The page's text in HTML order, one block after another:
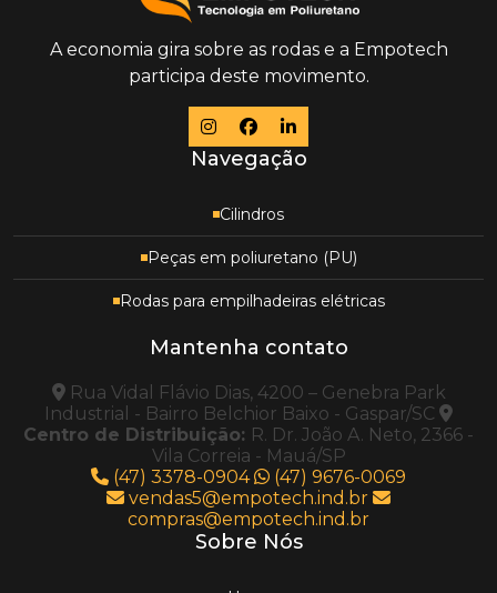
A economia gira sobre as rodas e a Empotech
participa deste movimento.
Navegação
Cilindros
Peças em poliuretano (PU)
Rodas para empilhadeiras elétricas
Mantenha contato
Rua Vidal Flávio Dias, 4200 – Genebra Park
Industrial - Bairro Belchior Baixo - Gaspar/SC
Centro de Distribuição: R. Dr. João A. Neto, 2366 -
Vila Correia - Mauá/SP
(47) 3378-0904
(47) 9676-0069
vendas5@empotech.ind.br
compras@empotech.ind.br
Sobre Nós